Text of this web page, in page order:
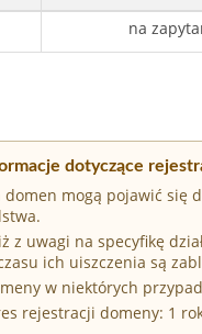
na
dotyczące
domen mogą pojawić się
z uwagi na specyfikę
ich uiszczenia są
w niektórych
rejestracji domeny: 1